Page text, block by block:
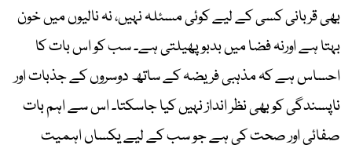
بھی قربانی کسی کے لیے کوئی مسئلہ نہیں، نہ نالیوں میں خون
بہتا ہے اورنہ فضا میں بدبو پھیلتی ہے۔ سب کو اس بات کا
احساس ہے کہ مذہبی فریضہ کے ساتھ دوسروں کے جذبات اور
ناپسندگی کو بھی نظر انداز نہیں کیا جاسکتا۔ اس سے اہم بات
صفائی اور صحت کی ہے جو سب کے لیے یکساں اہمیت